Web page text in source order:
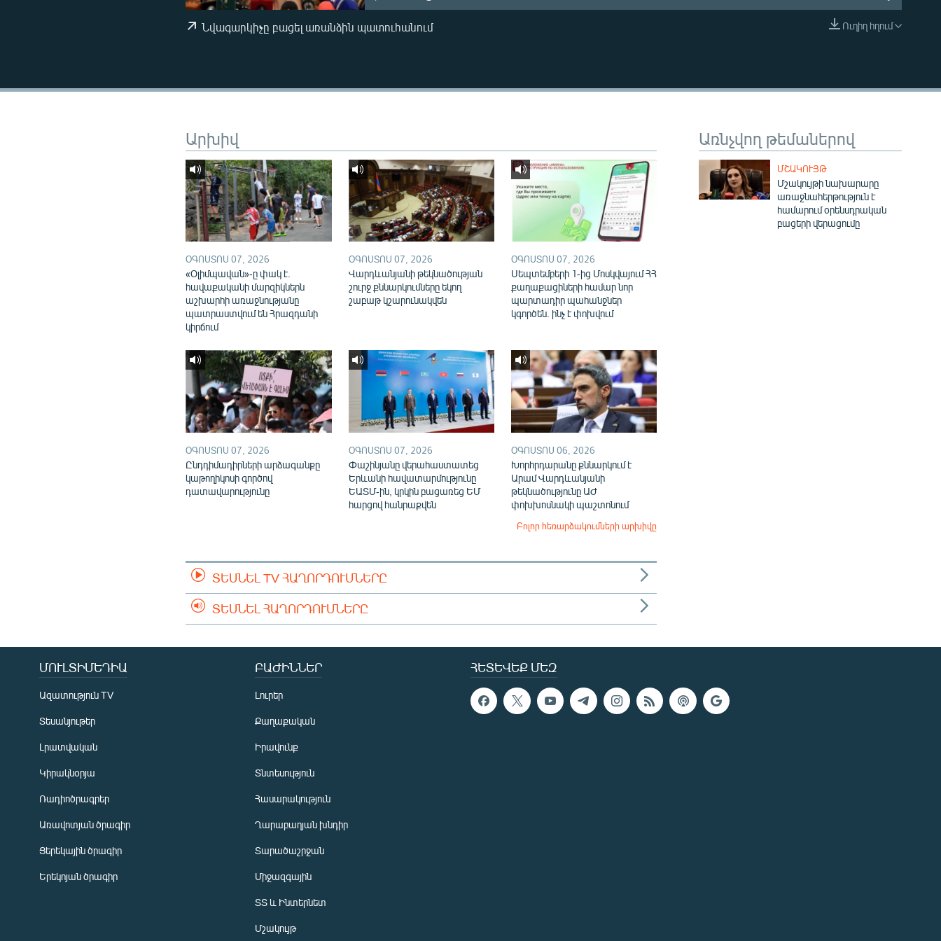
EMBED
Ուղիղ հղում
Նվագարկիչը բացել առանձին պատուհանում
Առնչվող թեմաներով
ՄՇԱԿՈՒՅԹ
Մշակույթի նախարարը
առաջնահերթություն է
համարում օրենսդրական
բացերի վերացումը
Արխիվ
ՕԳՈՍՏՈՍ 07, 2026
«Օլիմպավան»-ը փակ է.
հավաքականի մարզիկներն
աշխարհի առաջնությանը
պատրաստվում են Հրազդանի
կիրճում
ՕԳՈՍՏՈՍ 07, 2026
Վարդևանյանի թեկնածության
շուրջ քննարկումները եկող
շաբաթ կշարունակվեն
ՕԳՈՍՏՈՍ 07, 2026
Սեպտեմբերի 1-ից Մոսկվայում ՀՀ
քաղաքացիների համար նոր
պարտադիր պահանջներ
կգործեն. ինչ է փոխվում
ՕԳՈՍՏՈՍ 07, 2026
Ընդդիմադիրների արձագանքը
կաթողիկոսի գործով
դատավարությունը
ՕԳՈՍՏՈՍ 07, 2026
Փաշինյանը վերահաստատեց
Երևանի հավատարմությունը
ԵԱՏՄ-ին, կրկին բացառեց ԵՄ
հարցով հանրաքվեն
ՕԳՈՍՏՈՍ 06, 2026
Խորհրդարանը քննարկում է
Արամ Վարդևանյանի
թեկնածությունը ԱԺ
փոխխոսնակի պաշտոնում
Բոլոր հեռարձակումների արխիվը
ՏԵՍՆԵԼ TV ՀԱՂՈՐԴՈՒՄՆԵՐԸ
ՏԵՍՆԵԼ ՀԱՂՈՐԴՈՒՄՆԵՐԸ
ՀԵՏԵՎԵՔ ՄԵԶ
ՄՈՒԼՏԻՄԵԴԻԱ
Ազատություն TV
Տեսանյութեր
Լրատվական
Կիրակնօրյա
Ռադիոծրագրեր
Առավոտյան ծրագիր
Ցերեկային ծրագիր
Երեկոյան ծրագիր
ԲԱԺԻՆՆԵՐ
Լուրեր
Քաղաքական
Իրավունք
Տնտեսություն
Հասարակություն
Ղարաբաղյան խնդիր
Տարածաշրջան
Միջազգային
ՏՏ և Ինտերնետ
Մշակույթ